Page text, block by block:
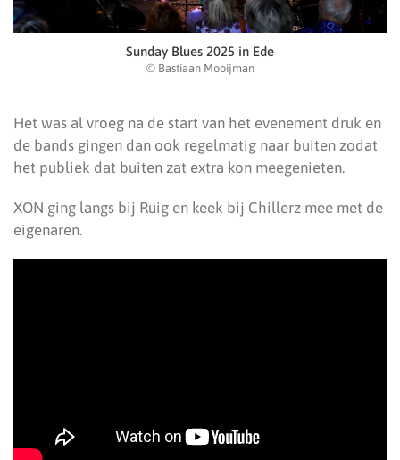
Sunday Blues 2025 in Ede
© Bastiaan Mooijman
Het was al vroeg na de start van het evenement druk en
de bands gingen dan ook regelmatig naar buiten zodat
het publiek dat buiten zat extra kon meegenieten.
XON ging langs bij Ruig en keek bij Chillerz mee met de
eigenaren.